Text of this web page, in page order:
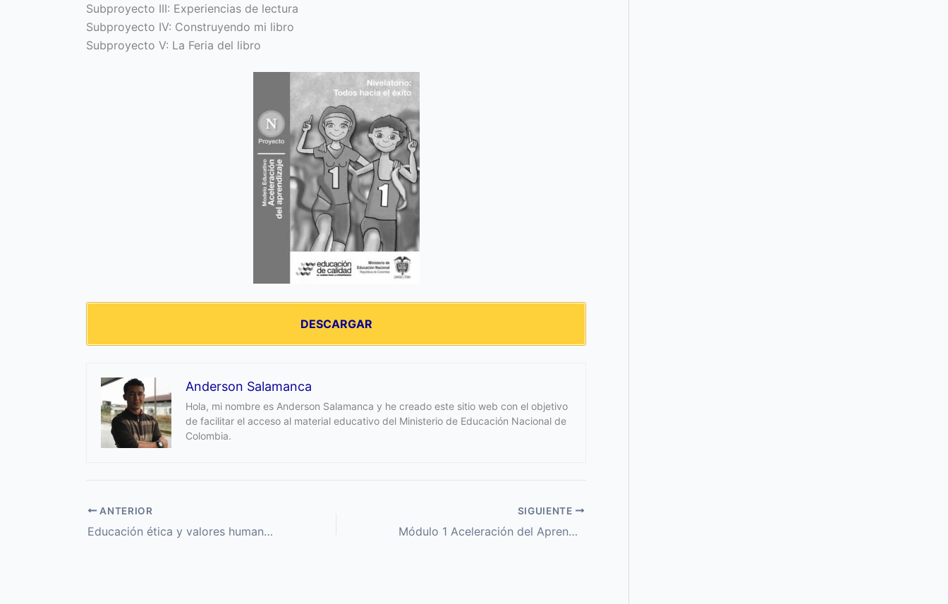
Subproyecto III: Experiencias de lectura
Subproyecto IV: Construyendo mi libro
Subproyecto V: La Feria del libro
DESCARGAR
Anderson Salamanca
Hola, mi nombre es Anderson Salamanca y he creado este sitio web con el objetivo
de facilitar el acceso al material educativo del Ministerio de Educación Nacional de
Colombia.
ANTERIOR
Educación ética y valores humanos Grado 9
SIGUIENTE
Módulo 1 Aceleración del Aprendizaje